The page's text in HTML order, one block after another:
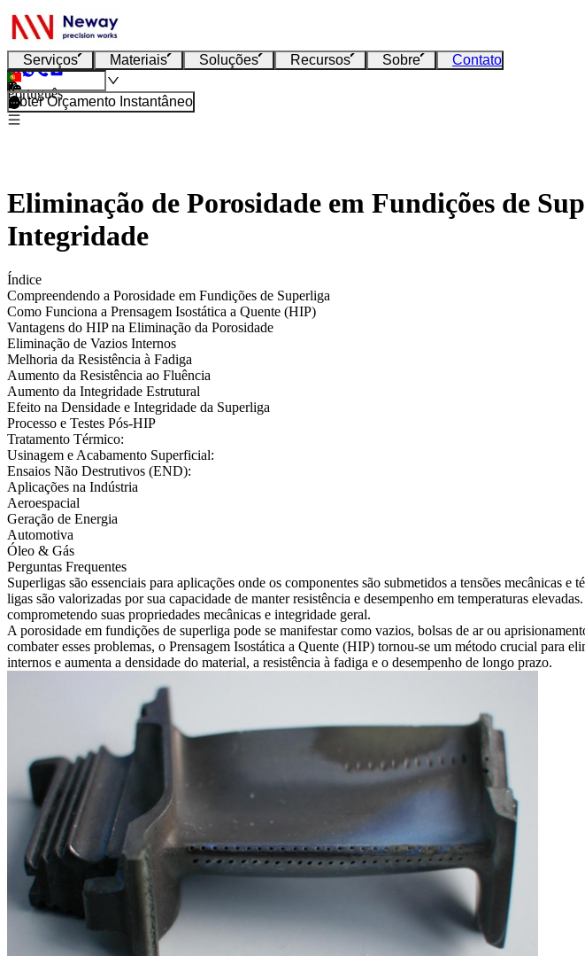
Serviços Materiais Soluções Recursos Sobre Contato
Português
Obter Orçamento Instantâneo
Eliminação de Porosidade em Fundições de
Integridade
Índice
Compreendendo a Porosidade em Fundições de Superliga
Como Funciona a Prensagem Isostática a Quente (HIP)
Vantagens do HIP na Eliminação da Porosidade
Eliminação de Vazios Internos
Melhoria da Resistência à Fadiga
Aumento da Resistência ao Fluência
Aumento da Integridade Estrutural
Efeito na Densidade e Integridade da Superliga
Processo e Testes Pós-HIP
Tratamento Térmico:
Usinagem e Acabamento Superficial:
Ensaios Não Destrutivos (END):
Aplicações na Indústria
Aeroespacial
Geração de Energia
Automotiva
Óleo & Gás
Perguntas Frequentes
Superligas são essenciais para aplicações onde os componentes são submetidos a tensões mecânicas
ligas são valorizadas por sua capacidade de manter resistência e desempenho em temperaturas
comprometendo suas propriedades mecânicas e integridade geral.
A porosidade em fundições de superliga pode se manifestar como vazios, bolsas de ar ou
combater esses problemas, o Prensagem Isostática a Quente (HIP) tornou-se um método crucial para
internos e aumenta a densidade do material, a resistência à fadiga e o desempenho de longo prazo.